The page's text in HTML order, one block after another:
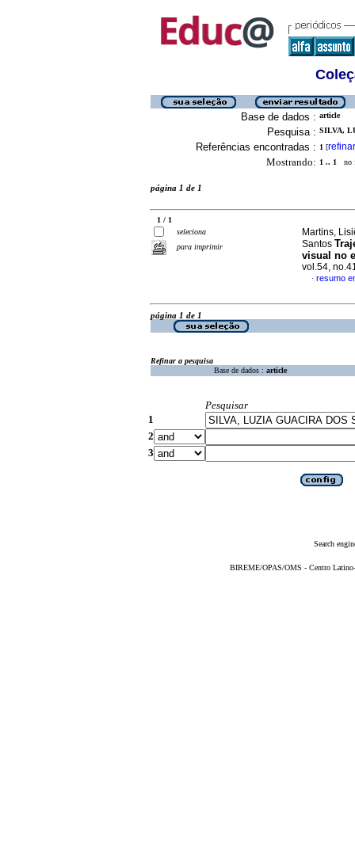
Base de dados : article
Pesquisa : SILVA,
Referências encontradas : 1 [refinar
Mostrando: 1 .. 1 no
página 1 de 1
1 / 1
seleciona
para imprimir
Martins,
Santos
visual no
vol.54,
· resumo
página 1 de 1
Refinar a pesquisa
Base de dados : article
Pesquisar
1
2
3
Search
BIREME/OPAS/OMS - Centro Latino-